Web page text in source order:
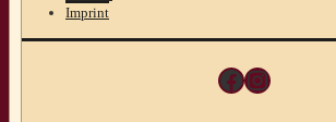
Imprint
Facebook
Instagram